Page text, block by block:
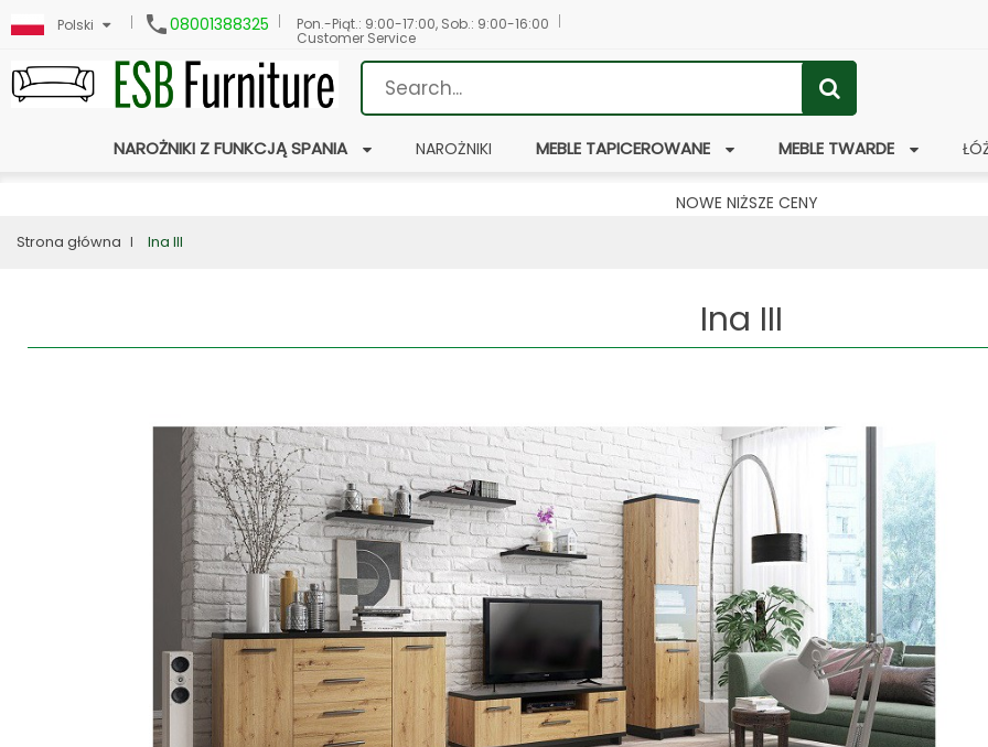
Polski 08001388325 Pon.-Piąt.: 9:00-17:00, Sob.: 9:00-16:00
Customer Service
NAROŻNIKI Z FUNKCJĄ SPANIA NAROŻNIKI MEBLE TAPICEROWANE MEBLE TWARDE
NOWE NIŻSZE CENY
Strona główna Ina III
Ina III